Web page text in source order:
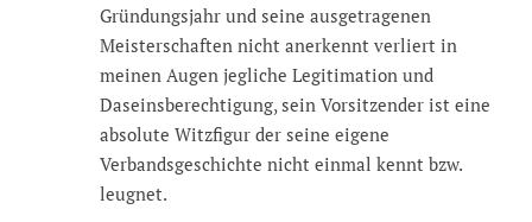
Gründungsjahr und seine ausgetragenen
Meisterschaften nicht anerkennt verliert in
meinen Augen jegliche Legitimation und
Daseinsberechtigung, sein Vorsitzender ist eine
absolute Witzfigur der seine eigene
Verbandsgeschichte nicht einmal kennt bzw.
leugnet.